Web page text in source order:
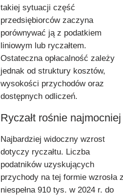
takiej sytuacji część
przedsiębiorców zaczyna
porównywać ją z podatkiem
liniowym lub ryczałtem.
Ostateczna opłacalność zależy
jednak od struktury kosztów,
wysokości przychodów oraz
dostępnych odliczeń.
Ryczałt rośnie najmocniej
Najbardziej widoczny wzrost
dotyczy ryczałtu. Liczba
podatników uzyskujących
przychody na tej formie wzrosła
niespełna 910 tys. w 2024 r. do